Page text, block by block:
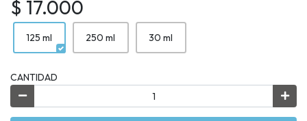
$ 17.000
125 ml 250 ml 30 ml
CANTIDAD